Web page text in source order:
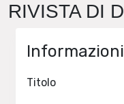
RIVISTA DI
Titolo